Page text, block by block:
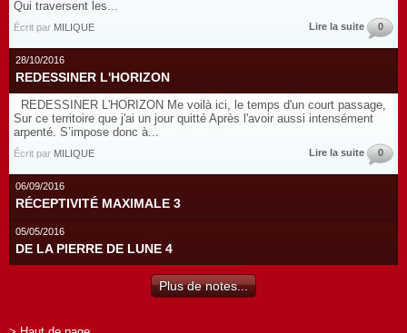
Qui traversent les...
Écrit par MILIQUE Lire la suite 0
28/10/2016
REDESSINER L'HORIZON
REDESSINER L'HORIZON Me voilà ici, le temps d'un court passage,
Sur ce territoire que j'ai un jour quitté Après l'avoir aussi intensément
arpenté. S’impose donc à...
Écrit par MILIQUE Lire la suite 0
06/09/2016
RÉCEPTIVITÉ MAXIMALE 3
05/05/2016
DE LA PIERRE DE LUNE 4
Plus de notes...